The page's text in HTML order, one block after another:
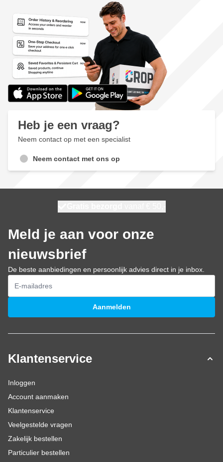
Heb je een vraag?
Neem contact op met een specialist
Neem contact met ons op
Meld je aan voor onze
nieuwsbrief
De beste aanbiedingen en persoonlijk advies direct in je inbox.
E-mailadres
Aanmelden
Klantenservice
Inloggen
Account aanmaken
Klantenservice
Veelgestelde vragen
Zakelijk bestellen
Particulier bestellen